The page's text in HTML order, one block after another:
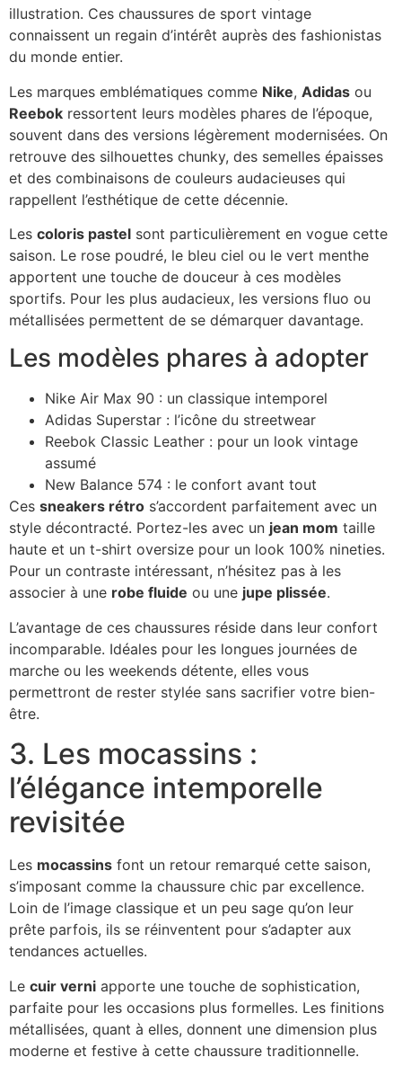
illustration. Ces chaussures de sport vintage
connaissent un regain d’intérêt auprès des fashionistas
du monde entier.
Les marques emblématiques comme Nike, Adidas ou
Reebok ressortent leurs modèles phares de l’époque,
souvent dans des versions légèrement modernisées. On
retrouve des silhouettes chunky, des semelles épaisses
et des combinaisons de couleurs audacieuses qui
rappellent l’esthétique de cette décennie.
Les coloris pastel sont particulièrement en vogue cette
saison. Le rose poudré, le bleu ciel ou le vert menthe
apportent une touche de douceur à ces modèles
sportifs. Pour les plus audacieux, les versions fluo ou
métallisées permettent de se démarquer davantage.
Les modèles phares à adopter
Nike Air Max 90 : un classique intemporel
Adidas Superstar : l’icône du streetwear
Reebok Classic Leather : pour un look vintage
assumé
New Balance 574 : le confort avant tout
Ces sneakers rétro s’accordent parfaitement avec un
style décontracté. Portez-les avec un jean mom taille
haute et un t-shirt oversize pour un look 100% nineties.
Pour un contraste intéressant, n’hésitez pas à les
associer à une robe fluide ou une jupe plissée.
L’avantage de ces chaussures réside dans leur confort
incomparable. Idéales pour les longues journées de
marche ou les weekends détente, elles vous
permettront de rester stylée sans sacrifier votre bien-
être.
3. Les mocassins :
l’élégance intemporelle
revisitée
Les mocassins font un retour remarqué cette saison,
s’imposant comme la chaussure chic par excellence.
Loin de l’image classique et un peu sage qu’on leur
prête parfois, ils se réinventent pour s’adapter aux
tendances actuelles.
Le cuir verni apporte une touche de sophistication,
parfaite pour les occasions plus formelles. Les finitions
métallisées, quant à elles, donnent une dimension plus
moderne et festive à cette chaussure traditionnelle.